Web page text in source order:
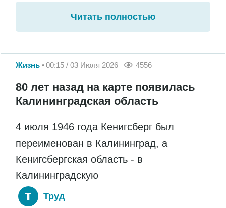
Читать полностью
Жизнь 00:15 / 03 Июля 2026 4556
80 лет назад на карте появилась
Калининградская область
4 июля 1946 года Кенигсберг был
переименован в Калининград, а
Кенигсбергская область - в
Калининградскую
Труд